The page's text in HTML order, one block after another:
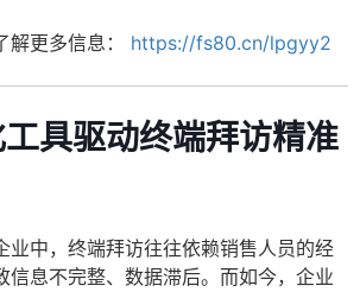
更多信息： https://fs80.cn/lpgyy2
具驱动终端拜访精准
业中，终端拜访往往依赖销售人员的经
信息不完整、数据滞后。而如今，企业